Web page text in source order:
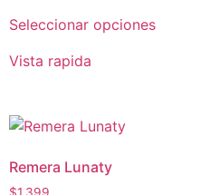
Seleccionar opciones
Vista rapida
Remera Lunaty